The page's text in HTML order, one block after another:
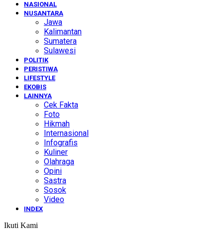
NASIONAL
NUSANTARA
Jawa
Kalimantan
Sumatera
Sulawesi
POLITIK
PERISTIWA
LIFESTYLE
EKOBIS
LAINNYA
Cek Fakta
Foto
Hikmah
Internasional
Infografis
Kuliner
Olahraga
Opini
Sastra
Sosok
Video
INDEX
Ikuti Kami